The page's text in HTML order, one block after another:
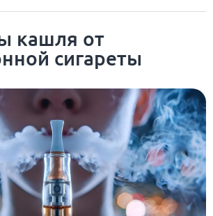
кашля от
сигареты